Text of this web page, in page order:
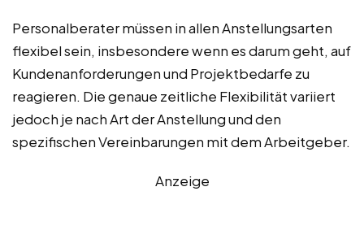
Personalberater müssen in allen Anstellungsarten
flexibel sein, insbesondere wenn es darum geht, auf
Kundenanforderungen und Projektbedarfe zu
reagieren. Die genaue zeitliche Flexibilität variiert
jedoch je nach Art der Anstellung und den
spezifischen Vereinbarungen mit dem Arbeitgeber.
Anzeige